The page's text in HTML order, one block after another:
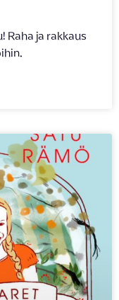
Raha ja rakkaus